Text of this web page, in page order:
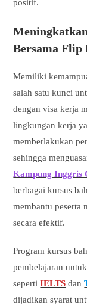
positif.
Bersama Flip
Memiliki
salah satu kunci
dengan visa kerja
lingkungan kerja
memberlakukan
sehingga
Kampung Inggris
berbagai kursus
membantu peserta
secara efektif.
Program kursus
pembelajaran
sepertiIELTS dan
dijadikan syarat